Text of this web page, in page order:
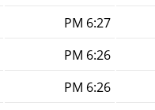
6:27 PM
6:26 PM
6:26 PM